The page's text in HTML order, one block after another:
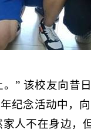
” 该校友向昔
纪念活动中，
人不在身边，